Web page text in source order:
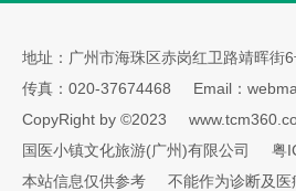
地址：广州市海珠区赤岗红卫路靖晖街
传真：020-37674468
Email：
CopyRight by ©2023
国医小镇文化旅游(广州)有限公司
粤
本站信息仅供参考
不能作为诊断及医